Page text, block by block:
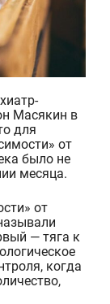
Масякин в
для
от
было не
месяца.
от
— тяга к
когда